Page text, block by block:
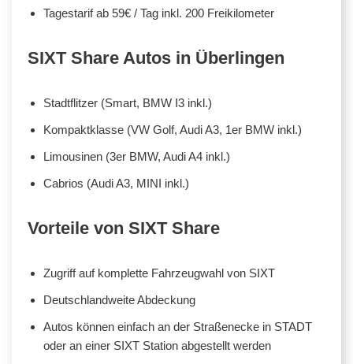
Tagestarif ab 59€ / Tag inkl. 200 Freikilometer
SIXT Share Autos in Überlingen
Stadtflitzer (Smart, BMW I3 inkl.)
Kompaktklasse (VW Golf, Audi A3, 1er BMW inkl.)
Limousinen (3er BMW, Audi A4 inkl.)
Cabrios (Audi A3, MINI inkl.)
Vorteile von SIXT Share
Zugriff auf komplette Fahrzeugwahl von SIXT
Deutschlandweite Abdeckung
Autos können einfach an der Straßenecke in STADT
oder an einer SIXT Station abgestellt werden